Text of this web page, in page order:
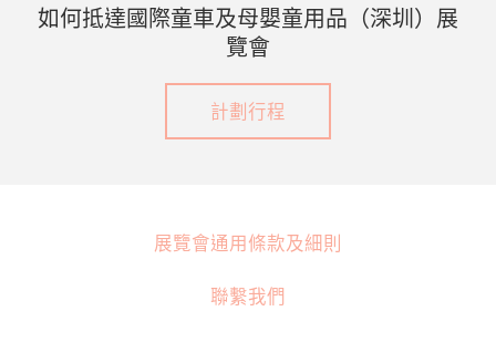
如何抵達國際童車及母嬰童用品（深圳）展
覽會
計劃行程
展覽會通用條款及細則
聯繫我們